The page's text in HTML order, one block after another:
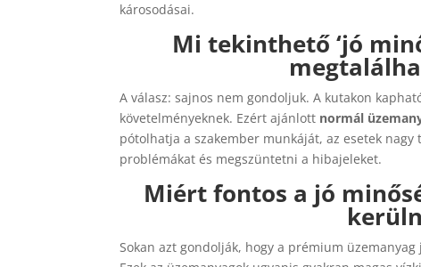
károsodásai.
Mi tekinthető ‘jó
A válasz: sajnos nem gondoljuk. A kutakon
követelményeknek. Ezért ajánlott normál
pótolhatja a szakember munkáját, az esetek
problémákat és megszüntetni a hibajeleket.
Miért fontos a jó
Sokan azt gondolják, hogy a prémium